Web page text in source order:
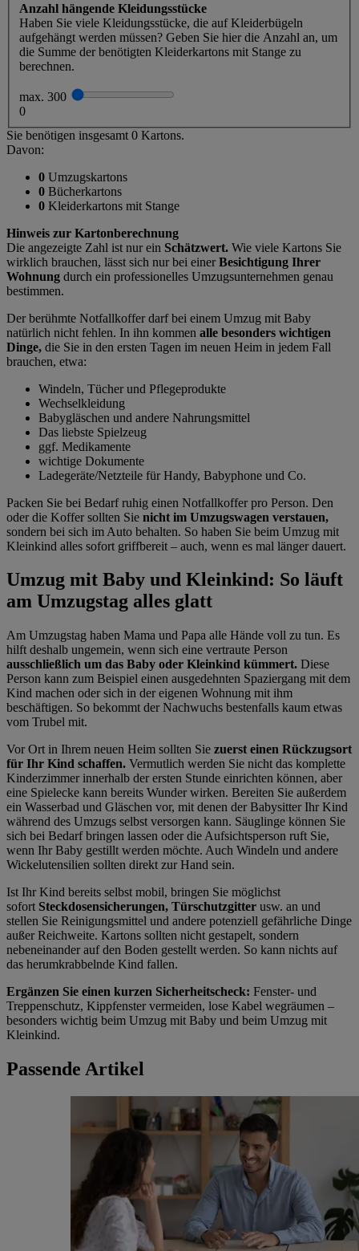
Anzahl hängende Kleidungsstücke
Haben Sie viele Kleidungsstücke, die auf Kleiderbügeln
aufgehängt werden müssen? Geben Sie hier die Anzahl an, um
die Summe der benötigten Kleiderkartons mit Stange zu
berechnen.
max. 300
0
Sie benötigen insgesamt 0 Kartons.
Davon:
0 Umzugskartons
0 Bücherkartons
0 Kleiderkartons mit Stange
Hinweis zur Kartonberechnung
Die angezeigte Zahl ist nur ein Schätzwert. Wie viele Kartons Sie
wirklich brauchen, lässt sich nur bei einerBesichtigung Ihrer
Wohnung durch ein professionelles Umzugsunternehmen genau
bestimmen.
Der berühmte Notfallkoffer darf bei einem Umzug mit Baby
natürlich nicht fehlen. In ihn kommen alle besonders wichtigen
Dinge, die Sie in den ersten Tagen im neuen Heim in jedem Fall
brauchen, etwa:
Windeln, Tücher und Pflegeprodukte
Wechselkleidung
Babygläschen und andere Nahrungsmittel
Das liebste Spielzeug
ggf. Medikamente
wichtige Dokumente
Ladegeräte/Netzteile für Handy, Babyphone und Co.
Packen Sie bei Bedarf ruhig einen Notfallkoffer pro Person. Den
oder die Koffer sollten Sie nicht im Umzugswagen verstauen,
sondern bei sich im Auto behalten. So haben Sie beim Umzug mit
Kleinkind alles sofort griffbereit – auch, wenn es mal länger dauert.
Umzug mit Baby und Kleinkind: So läuft
am Umzugstag alles glatt
Am Umzugstag haben Mama und Papa alle Hände voll zu tun. Es
hilft deshalb ungemein, wenn sich eine vertraute Person
ausschließlich um das Baby oder Kleinkind kümmert. Diese
Person kann zum Beispiel einen ausgedehnten Spaziergang mit dem
Kind machen oder sich in der eigenen Wohnung mit ihm
beschäftigen. So bekommt der Nachwuchs bestenfalls kaum etwas
vom Trubel mit.
Vor Ort in Ihrem neuen Heim sollten Sie zuerst einen Rückzugsort
für Ihr Kind schaffen. Vermutlich werden Sie nicht das komplette
Kinderzimmer innerhalb der ersten Stunde einrichten können, aber
eine Spielecke kann bereits Wunder wirken. Bereiten Sie außerdem
ein Wasserbad und Gläschen vor, mit denen der Babysitter Ihr Kind
während des Umzugs selbst versorgen kann. Säuglinge können Sie
sich bei Bedarf bringen lassen oder die Aufsichtsperson ruft Sie,
wenn Ihr Baby gestillt werden möchte. Auch Windeln und andere
Wickelutensilien sollten direkt zur Hand sein.
Ist Ihr Kind bereits selbst mobil, bringen Sie möglichst
sofort Steckdosensicherungen, Türschutzgitter usw. an und
stellen Sie Reinigungsmittel und andere potenziell gefährliche Dinge
außer Reichweite. Kartons sollten nicht gestapelt, sondern
nebeneinander auf den Boden gestellt werden. So kann nichts auf
das herumkrabbelnde Kind fallen.
Ergänzen Sie einen kurzen Sicherheitscheck: Fenster- und
Treppenschutz, Kippfenster vermeiden, lose Kabel wegräumen –
besonders wichtig beim Umzug mit Baby und beim Umzug mit
Kleinkind.
Passende Artikel